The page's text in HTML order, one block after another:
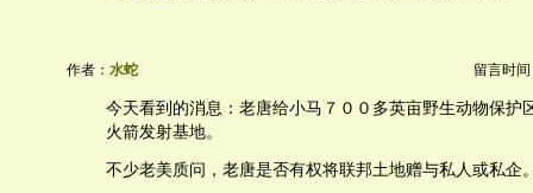
作者： 水蛇 留言时间
今天看到的消息：老唐给小马７００多英亩野生动物保护
火箭发射基地。
不少老美质问，老唐是否有权将联邦土地赠与私人或私企